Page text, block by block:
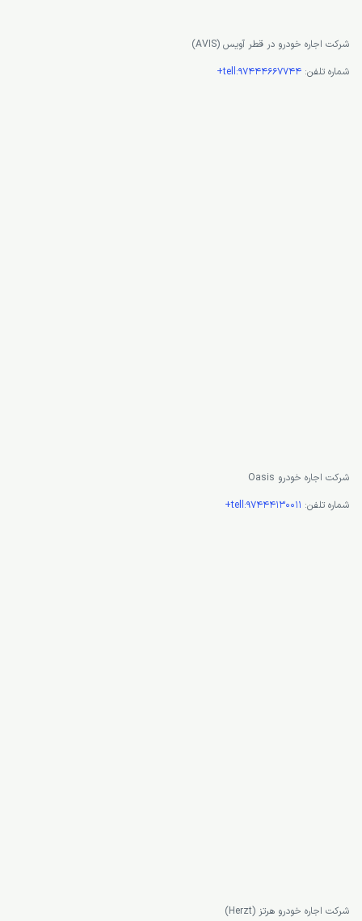
شرکت اجاره خودرو در قطر آویس (AVIS)
شماره تلفن: tell:97444667744+
شرکت اجاره خودرو Oasis
شماره تلفن: tell:97444130011+
شرکت اجاره خودرو هرتز (Herzt)